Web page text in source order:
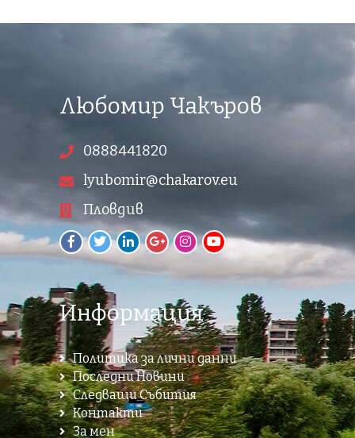
Любомир Чакъров
0888441820
lyubomir@chakarov.eu
Пловдив
Информация
Политика за лични данни
Последни Новини
Следващи Събития
Контакти
За мен